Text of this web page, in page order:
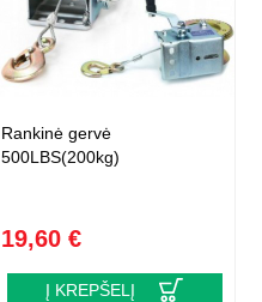
Rankinė gervė
500LBS(200kg)
19,60 €
Į KREPŠELĮ